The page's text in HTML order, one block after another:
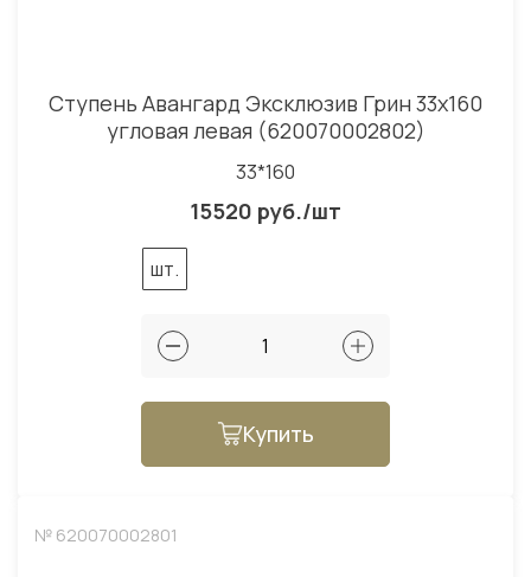
Ступень Авангард Эксклюзив Грин 33x160
угловая левая (620070002802)
33*160
15520 руб./шт
шт.
Купить
№ 620070002801